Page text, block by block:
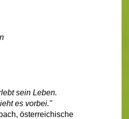
sein Leben.
es vorbei."
österreichische